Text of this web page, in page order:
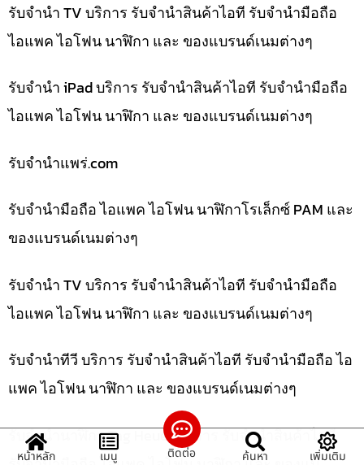
รับจำนำ TV บริการ รับจำนำสินค้าไอที รับจำนำมือถือ
ไอแพค ไอโฟน นาฬิกา และ ของแบรนด์เนมต่างๆ
รับจำนำ iPad บริการ รับจำนำสินค้าไอที รับจำนำมือถือ
ไอแพค ไอโฟน นาฬิกา และ ของแบรนด์เนมต่างๆ
รับจํานําแพร่.com
รับจำนำมือถือ ไอแพค ไอโฟน นาฬิกาโรเล็กซ์ PAM และ
ของแบรนด์เนมต่างๆ
รับจำนำ TV บริการ รับจำนำสินค้าไอที รับจำนำมือถือ
ไอแพค ไอโฟน นาฬิกา และ ของแบรนด์เนมต่างๆ
รับจำนำทีวี บริการ รับจำนำสินค้าไอที รับจำนำมือถือ ไอ
แพค ไอโฟน นาฬิกา และ ของแบรนด์เนมต่างๆ
รับจำนำนาฬิกา Tag Heuer บริการ รับจำนำสินค้าไอที
หน้าหลัก เมนู ติดต่อ ค้นหา เพิ่มเติม